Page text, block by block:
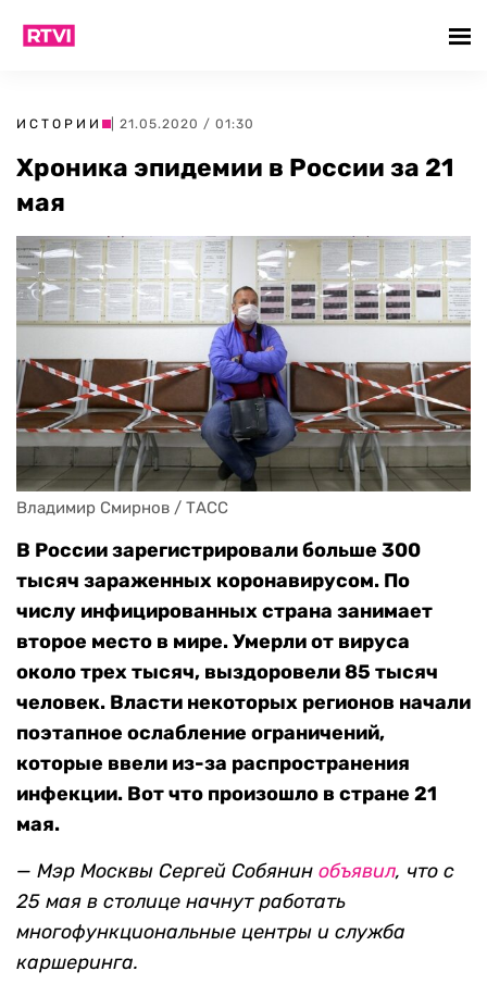
ИСТОРИИ | 21.05.2020 / 01:30
Хроника эпидемии в России за 21
мая
Владимир Смирнов / ТАСС
В России зарегистрировали больше 300
тысяч зараженных коронавирусом. По
числу инфицированных страна занимает
второе место в мире. Умерли от вируса
около трех тысяч, выздоровели 85 тысяч
человек. Власти некоторых регионов начали
поэтапное ослабление ограничений,
которые ввели из-за распространения
инфекции. Вот что произошло в стране 21
мая.
— Мэр Москвы Сергей Собянин объявил, что с
25 мая в столице начнут работать
многофункциональные центры и служба
каршеринга.